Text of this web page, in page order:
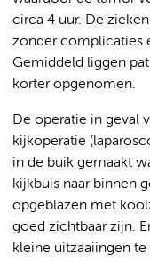
circa 4 uur. De
zonder complicaties
Gemiddeld liggen
korter opgenomen.
De operatie in geval
kijkoperatie
in de buik gemaakt
kijkbuis naar binnen
opgeblazen met
goed zichtbaar zijn.
kleine uitzaaiingen